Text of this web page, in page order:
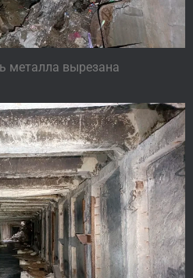
металла вырезана